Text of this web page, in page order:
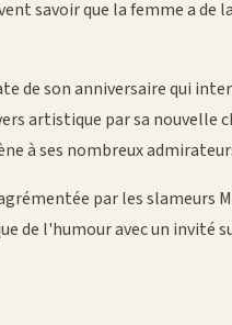
savoir que la femme a de
de son anniversaire qui
artistique par sa nouvelle
à ses nombreux
par les slameurs
de l'humour avec un invité